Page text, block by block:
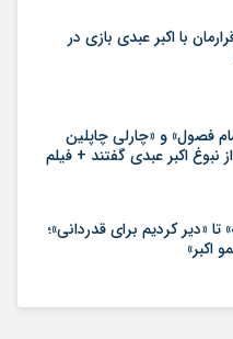
با اکبر عبدی بازی در
فصول» و «چارلی چاپلین
نبوغ اکبر عبدی گفتند + فیلم
تا «دیر کردیم برای قدردانی»؛
اکبر»